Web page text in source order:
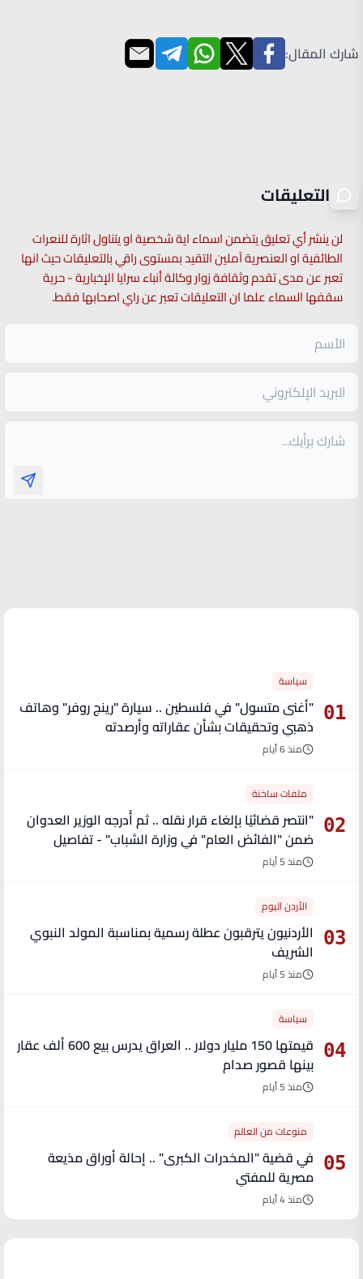
شارك المقال:
التعليقات
لن ينشر أي تعليق يتضمن اسماء اية شخصية او يتناول اثارة للنعرات
الطائفية او العنصرية آملين التقيد بمستوى راقي بالتعليقات حيث انها
تعبر عن مدى تقدم وثقافة زوار وكالة أنباء سرايا الإخبارية - حرية
سقفها السماء علما ان التعليقات تعبر عن راي اصحابها فقط.
01
سياسة
"أغنى متسول" في فلسطين .. سيارة "رينج روفر" وهاتف
ذهبي وتحقيقات بشأن عقاراته وأرصدته
منذ 6 أيام
02
ملفات ساخنة
"انتصر قضائيًا بإلغاء قرار نقله .. ثم أُدرجه الوزير العدوان
ضمن "الفائض العام" في وزارة الشباب" - تفاصيل
منذ 5 أيام
03
الأردن اليوم
الأردنيون يترقبون عطلة رسمية بمناسبة المولد النبوي
الشريف
منذ 5 أيام
04
سياسة
قيمتها 150 مليار دولار .. العراق يدرس بيع 600 ألف عقار
بينها قصور صدام
منذ 5 أيام
05
منوعات من العالم
في قضية "المخدرات الكبرى" .. إحالة أوراق مذيعة
مصرية للمفتي
منذ 4 أيام